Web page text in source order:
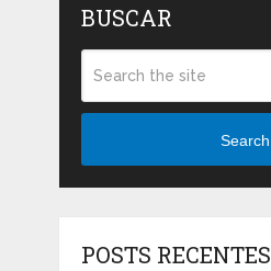
BUSCAR
Search
POSTS RECENTES